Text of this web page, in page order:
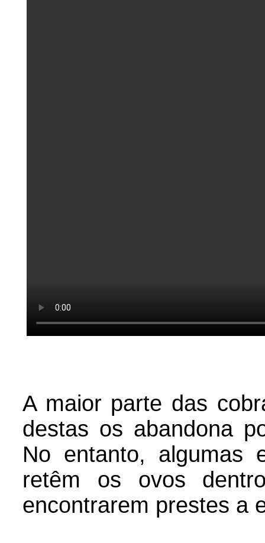
A maior parte das
destas os abandona
No entanto, algumas
retêm os ovos
encontrarem prestes a